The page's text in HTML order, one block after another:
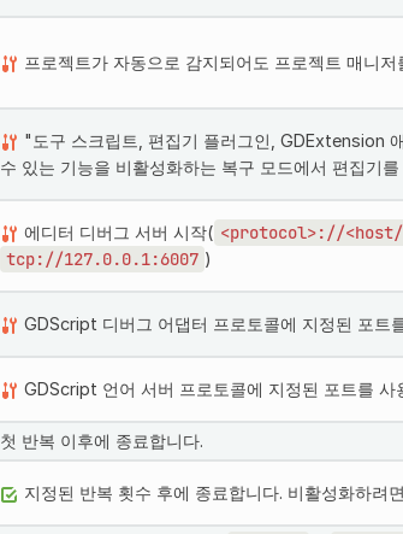
프로젝트가 자동으로 감지되어도 프로젝트 매니저
"도구 스크립트, 편집기 플러그인, GDExtension
수 있는 기능을 비활성화하는 복구 모드에서 편집기를
에디터 디버그 서버 시작( <protocol>://
tcp://127.0.0.1:6007 )
GDScript 디버그 어댑터 프로토콜에 지정된 포트
GDScript 언어 서버 프로토콜에 지정된 포트를 사
첫 반복 이후에 종료합니다.
지정된 반복 횟수 후에 종료합니다. 비활성화하려